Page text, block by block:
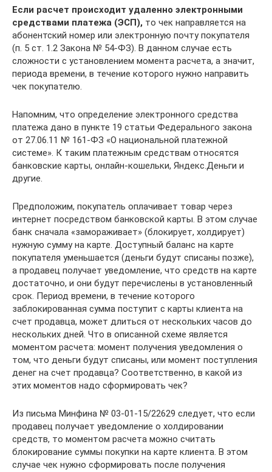
Если расчет происходит удаленно электронными
средствами платежа (ЭСП), то чек направляется на
абонентский номер или электронную почту покупателя
(п. 5 ст. 1.2 Закона № 54-ФЗ). В данном случае есть
сложности с установлением момента расчета, а значит,
периода времени, в течение которого нужно направить
чек покупателю.
Напомним, что определение электронного средства
платежа дано в пункте 19 статьи Федерального закона
от 27.06.11 № 161-ФЗ «О национальной платежной
системе». К таким платежным средствам относятся
банковские карты, онлайн-кошельки, Яндекс.Деньги и
другие.
Предположим, покупатель оплачивает товар через
интернет посредством банковской карты. В этом случае
банк сначала «замораживает» (блокирует, холдирует)
нужную сумму на карте. Доступный баланс на карте
покупателя уменьшается (деньги будут списаны позже),
а продавец получает уведомление, что средств на карте
достаточно, и они будут перечислены в установленный
срок. Период времени, в течение которого
заблокированная сумма поступит с карты клиента на
счет продавца, может длиться от нескольких часов до
нескольких дней. Что в описанной схеме является
моментом расчета: момент получения уведомления о
том, что деньги будут списаны, или момент поступления
денег на счет продавца? Соответственно, в какой из
этих моментов надо сформировать чек?
Из письма Минфина № 03-01-15/22629 следует, что если
продавец получает уведомление о холдировании
средств, то моментом расчета можно считать
блокирование суммы покупки на карте клиента. В этом
случае чек нужно сформировать после получения